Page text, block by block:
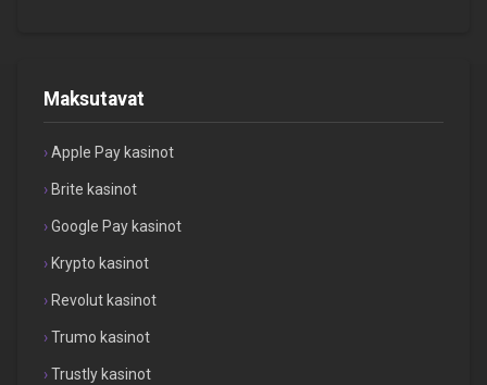
Maksutavat
Apple Pay kasinot
Brite kasinot
Google Pay kasinot
Krypto kasinot
Revolut kasinot
Trumo kasinot
Trustly kasinot